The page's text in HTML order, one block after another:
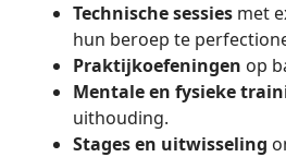
Technische sessies met
hun beroep te
Praktijkoefeningen op
Mentale en fysieke
uithouding.
Stages en uitwisseling